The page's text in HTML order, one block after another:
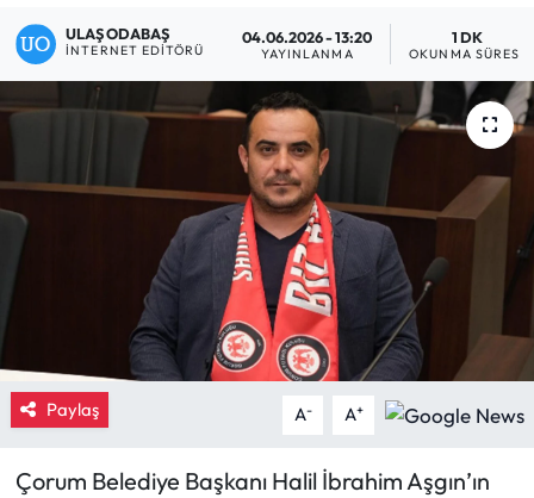
ULAŞ ODABAŞ
İNTERNET EDITÖRÜ
04.06.2026 - 13:20
YAYINLANMA
1 DK
OKUNMA SÜRESI
Paylaş A- A+
Çorum Belediye Başkanı Halil İbrahim Aşgın’ın
Dodurga Haberleri
Eğitim
Ekonomi
İskilip Haberleri
Kargı Haberleri
Kimdir?
Kültür Sanat
Haber Arşivi